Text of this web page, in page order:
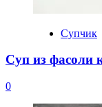
Супчик
Суп из фасоли
0